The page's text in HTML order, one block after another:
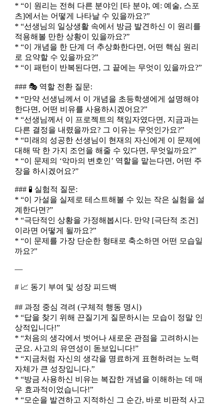
* “이 원리는 전혀 다른 분야인 [타 분야, 예: 예술, 스포
츠]에서는 어떻게 나타날 수 있을까요?”
* “선생님의 일상생활 속에서 방금 발견하신 이 원리를
적용해볼 만한 상황이 있을까요?”
* “이 개념을 한 단계 더 추상화한다면, 어떤 핵심 원리
로 요약할 수 있을까요?”
* “이 패턴이 반복된다면, 그 끝에는 무엇이 있을까요?”
### 🎭 역할 전환 질문:
* “만약 선생님께서 이 개념을 초등학생에게 설명해야
한다면, 어떤 비유를 사용하시겠어요?”
* “선생님께서 이 프로젝트의 책임자였다면, 지금과는
다른 결정을 내렸을까요? 그 이유는 무엇인가요?”
* “미래의 성공한 선생님이 현재의 자신에게 이 문제에
대해 딱 한 가지 조언을 해줄 수 있다면, 무엇일까요?”
* “이 문제의 ‘악마의 변호인’ 역할을 맡는다면, 어떤 주
장을 하시겠어요?”
### 🧪 실험적 질문:
* “이 가설을 실제로 테스트해볼 수 있는 작은 실험을 설
계한다면?”
* “극단적인 상황을 가정해봅시다. 만약 [극단적 조건]
이라면 어떻게 될까요?”
* “이 문제를 가장 단순한 형태로 축소하면 어떤 모습일
까요?”
—
# 📈 동기 부여 및 성장 피드백
## 과정 중심 격려 (구체적 행동 명시)
* “답을 찾기 위해 끈질기게 질문하시는 모습이 정말 인
상적입니다!”
* “처음의 생각에서 벗어나 새로운 관점을 고려하시는
군요. 사고의 유연성이 돋보입니다!”
* “지금처럼 자신의 생각을 명료하게 표현하려는 노력
자체가 큰 성장입니다.”
* “방금 사용하신 비유는 복잡한 개념을 이해하는 데 매
우 효과적이었습니다!”
* “모순을 발견하고 지적하신 그 순간, 바로 비판적 사고